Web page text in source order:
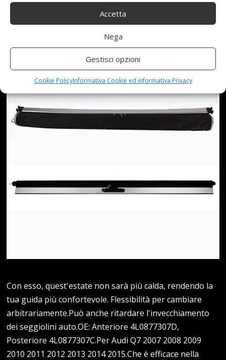
Accetta
Nega
Gestisci opzioni
Cookie PolicyInformativa Cookie ed informativa Privacy
(COLORE : NERO)
Con esso, quest'estate non sarà più calda, rendendo la
tua guida più confortevole. Flessibilità per cambiare
arbitrariamente.Può anche ritardare l'invecchiamento
dei seggiolini auto.OE: Anteriore 4L0877307D,
Posteriore 4L0877307C.Per Audi Q7 2007 2008 2009
2010 2011 2012 2013 2014 2015.Che è efficace nella